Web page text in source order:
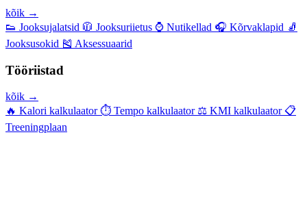
kõik →
👟 Jooksujalatsid 🧥 Jooksuriietus ⌚ Nutikellad 🎧 Kõrvaklapid 🧦
Jooksusokid 🎽 Aksessuaarid
Tööriistad
kõik →
🔥 Kalori kalkulaator ⏱️ Tempo kalkulaator ⚖️ KMI kalkulaator 📋
Treeningplaan